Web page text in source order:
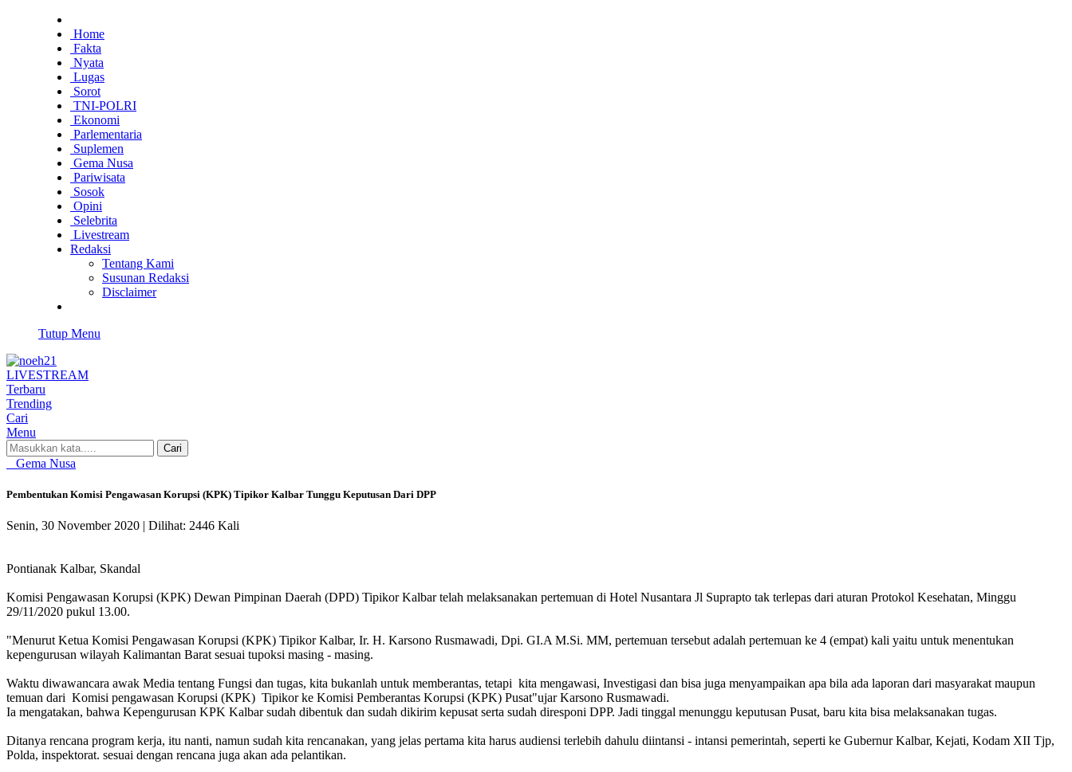
Home
Fakta
Nyata
Lugas
Sorot
TNI-POLRI
Ekonomi
Parlementaria
Suplemen
Gema Nusa
Pariwisata
Sosok
Opini
Selebrita
Livestream
Redaksi
Tentang Kami
Susunan Redaksi
Disclaimer
Tutup Menu
LIVESTREAM
Terbaru
Trending
Cari
Menu
Cari
Gema Nusa
Pembentukan Komisi Pengawasan Korupsi (KPK) Tipikor Kalbar Tunggu Keputusan Dari DPP
Senin, 30 November 2020 | Dilihat: 2446 Kali
Pontianak Kalbar, Skandal
Komisi Pengawasan Korupsi (KPK) Dewan Pimpinan Daerah (DPD) Tipikor Kalbar telah melaksanakan pertemuan di Hotel Nusantara Jl Suprapto tak terlepas dari aturan Protokol Kesehatan, Minggu
29/11/2020 pukul 13.00.
"Menurut Ketua Komisi Pengawasan Korupsi (KPK) Tipikor Kalbar, Ir. H. Karsono Rusmawadi, Dpi. GI.A M.Si. MM, pertemuan tersebut adalah pertemuan ke 4 (empat) kali yaitu untuk menentukan
kepengurusan wilayah Kalimantan Barat sesuai tupoksi masing - masing.
Waktu diwawancara awak Media tentang Fungsi dan tugas, kita bukanlah untuk memberantas, tetapi kita mengawasi, Investigasi dan bisa juga menyampaikan apa bila ada laporan dari masyarakat maupun
temuan dari Komisi pengawasan Korupsi (KPK) Tipikor ke Komisi Pemberantas Korupsi (KPK) Pusat"ujar Karsono Rusmawadi.
Ia mengatakan, bahwa Kepengurusan KPK Kalbar sudah dibentuk dan sudah dikirim kepusat serta sudah diresponi DPP. Jadi tinggal menunggu keputusan Pusat, baru kita bisa melaksanakan tugas.
Ditanya rencana program kerja, itu nanti, namun sudah kita rencanakan, yang jelas pertama kita harus audiensi terlebih dahulu diintansi - intansi pemerintah, seperti ke Gubernur Kalbar, Kejati, Kodam XII Tjp,
Polda, inspektorat. sesuai dengan rencana juga akan ada pelantikan.